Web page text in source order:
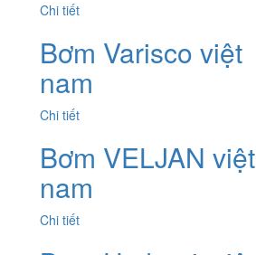
Chi tiết
Bơm Varisco việt
nam
Chi tiết
Bơm VELJAN việt
nam
Chi tiết